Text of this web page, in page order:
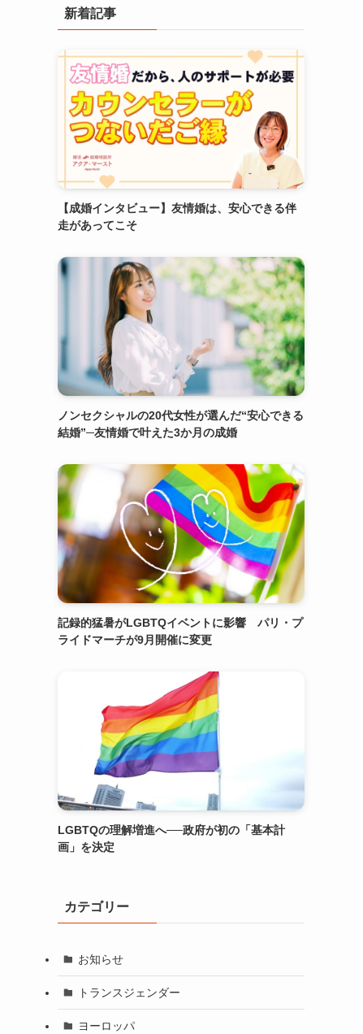
新着記事
【成婚インタビュー】友情婚は、安心できる伴
走があってこそ
ノンセクシャルの20代女性が選んだ“安心できる
結婚”─友情婚で叶えた3か月の成婚
記録的猛暑がLGBTQイベントに影響 パリ・プ
ライドマーチが9月開催に変更
LGBTQの理解増進へ──政府が初の「基本計
画」を決定
カテゴリー
お知らせ
トランスジェンダー
ヨーロッパ